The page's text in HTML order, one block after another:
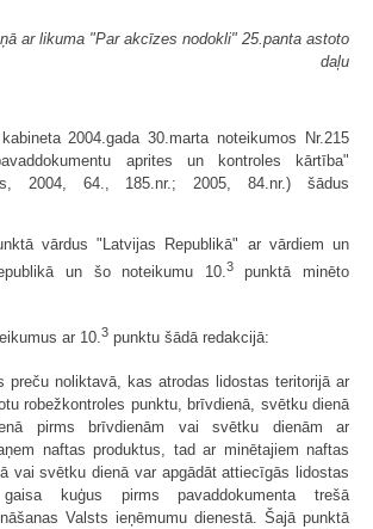
ar likuma "Par akcīzes nodokli" 25.panta astoto
daļu
2004.gada 30.marta noteikumos Nr.215
aprites un kontroles kārtība"
2004, 64., 185.nr.; 2005, 84.nr.) šādus
vārdus "Latvijas Republikā" ar vārdiem un
un šo noteikumu 10.3punktā minēto
ar 10.3 punktu šādā redakcijā:
preču noliktavā, kas atrodas lidostas teritorijā ar
robežkontroles punktu, brīvdienā, svētku dienā
pirms brīvdienām vai svētku dienām ar
naftas produktus, tad ar minētajiem naftas
vai svētku dienā var apgādāt attiecīgās lid­ostas
kuģus pirms pavaddokumenta trešā
Valsts ieņēmumu dienestā. Šajā punktā